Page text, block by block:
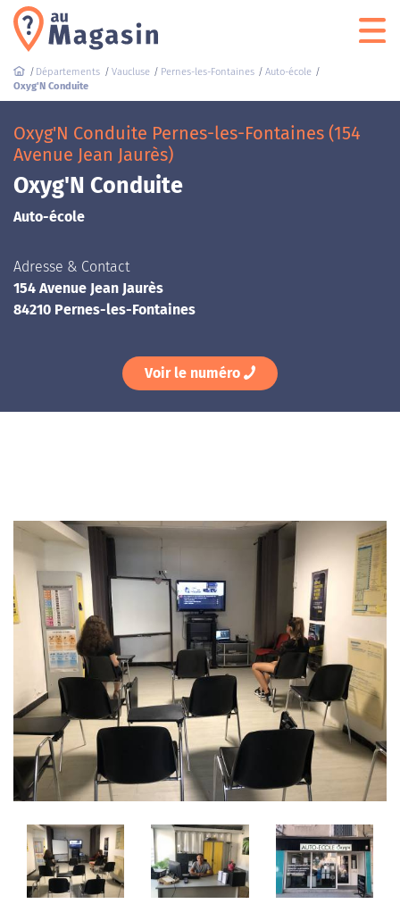
Départements Vaucluse Pernes-les-Fontaines
Auto-école
Oxyg'N Conduite
Oxyg'N Conduite Pernes-les-Fontaines (154
Avenue Jean Jaurès)
Oxyg'N Conduite
Auto-école
Adresse & Contact
154 Avenue Jean Jaurès
84210 Pernes-les-Fontaines
Voir le numéro